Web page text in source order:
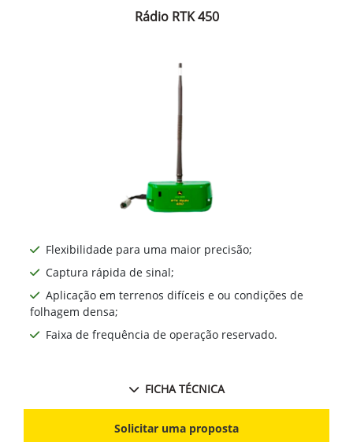
Rádio RTK 450
Flexibilidade para uma maior precisão;
Captura rápida de sinal;
Aplicação em terrenos difíceis e ou condições de
folhagem densa;
Faixa de frequência de operação reservado.
FICHA TÉCNICA
Solicitar uma proposta